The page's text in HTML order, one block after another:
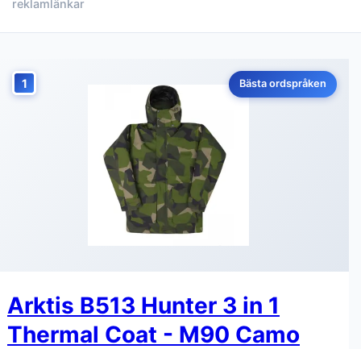
reklamlänkar
1 Bästa ordspråken
Arktis B513 Hunter 3 in 1
Thermal Coat - M90 Camo